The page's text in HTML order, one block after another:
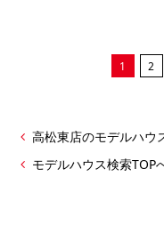
1 2
高松東店のモデルハウ
モデルハウス検索TOP